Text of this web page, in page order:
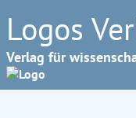
Logos
Verlag für